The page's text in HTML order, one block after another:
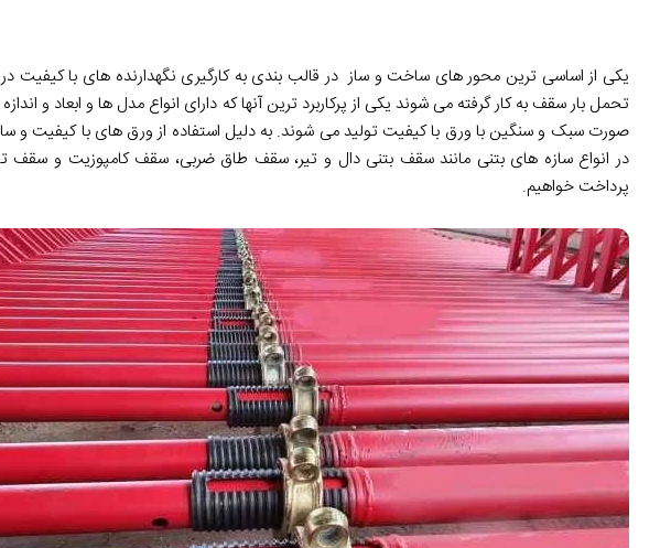
یکی از اساسی ترین محور های ساخت و ساز در قالب بندی به کارگیری نگهدارنده های با
تحمل بار سقف به کار گرفته می شوند یکی از پرکاربرد ترین آنها که دارای انواع مدل ها و ابعاد
صورت سبک و سنگین با ورق با کیفیت تولید می شوند. به دلیل استفاده از ورق های با کیفیت و
در انواع سازه های بتنی مانند سقف بتنی دال و تیر، سقف طاق ضربی، سقف کامپوزیت و سقف
پرداخت خواهیم.